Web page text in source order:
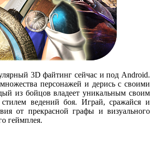
3D файтинг сейчас и под Android.
персонажей и дерись с своими
из бойцов владеет уникальным своим
ведений боя. Играй, сражайся и
от прекрасной графы и визуального
геймплея.